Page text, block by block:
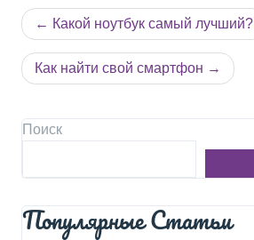
Навигация
по
записям
Какой ноутбук самый лучший?
Как найти свой смартфон
Поиск
Популярные Статьи